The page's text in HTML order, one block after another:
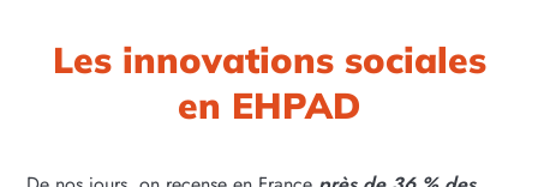
Les innovations sociales
en EHPAD